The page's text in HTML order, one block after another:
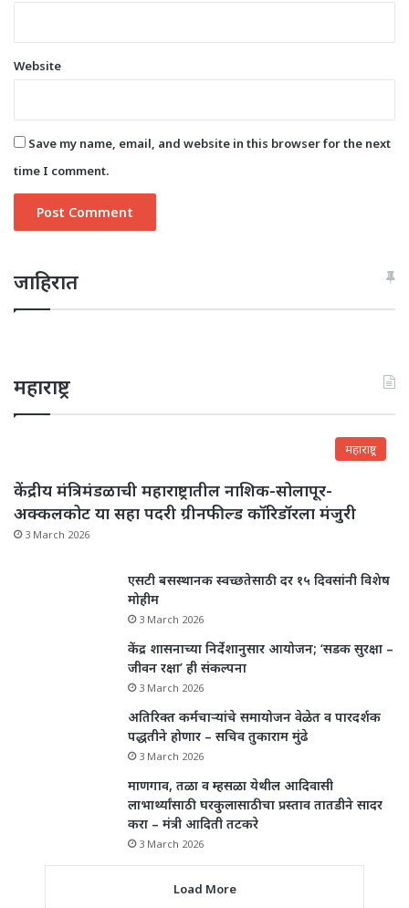
Website
Save my name, email, and website in this browser for the next
time I comment.
जाहिरात
महाराष्ट्र
महाराष्ट्र
केंद्रीय मंत्रिमंडळाची महाराष्ट्रातील नाशिक-सोलापूर-
अक्कलकोट या सहा पदरी ग्रीनफील्ड कॉरिडॉरला मंजुरी
3 March 2026
एसटी बसस्थानक स्वच्छतेसाठी दर १५ दिवसांनी विशेष
मोहीम
3 March 2026
केंद्र शासनाच्या निर्देशानुसार आयोजन; ‘सडक सुरक्षा –
जीवन रक्षा’ ही संकल्पना
3 March 2026
अतिरिक्त कर्मचाऱ्यांचे समायोजन वेळेत व पारदर्शक
पद्धतीने होणार – सचिव तुकाराम मुंढे
3 March 2026
माणगाव, तळा व म्हसळा येथील आदिवासी
लाभार्थ्यांसाठी घरकुलासाठीचा प्रस्ताव तातडीने सादर
करा – मंत्री आदिती तटकरे
3 March 2026
Load More